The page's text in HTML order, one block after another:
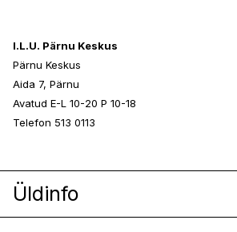
I.L.U. Pärnu Keskus
Pärnu Keskus
Aida 7, Pärnu
Avatud E-L 10-20 P 10-18
Telefon 513 0113
Üldinfo